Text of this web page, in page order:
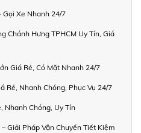
Gọi Xe Nhanh 24/7
Chánh Hưng TPHCM Uy Tín, Giá
Giá Rẻ, Có Mặt Nhanh 24/7
Rẻ, Nhanh Chóng, Phục Vụ 24/7
Nhanh Chóng, Uy Tín
Giải Pháp Vận Chuyển Tiết Kiệm